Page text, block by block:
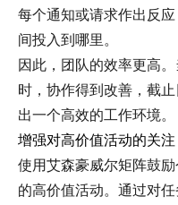
每个通知或请求作出反
间投入到哪里。
因此，团队的效率更高
时，协作得到改善，截
出一个高效的工作环境。
增强对高价值活动的关注
使用艾森豪威尔矩阵鼓
的高价值活动。通过对